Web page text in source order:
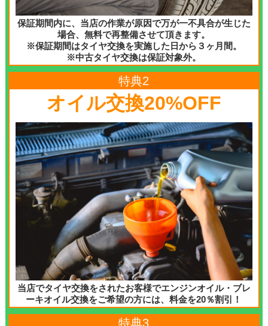
保証期間内に、当店の作業が原因で万が一不具合が生じた
場合、無料で再整備させて頂きます。
※保証期間はタイヤ交換を実施した日から３ヶ月間。
※中古タイヤ交換は保証対象外。
特典2
オイル交換20%OFF
当店でタイヤ交換をされたお客様でエンジンオイル・ブレ
ーキオイル交換をご希望の方には、料金を20％割引！
特典3